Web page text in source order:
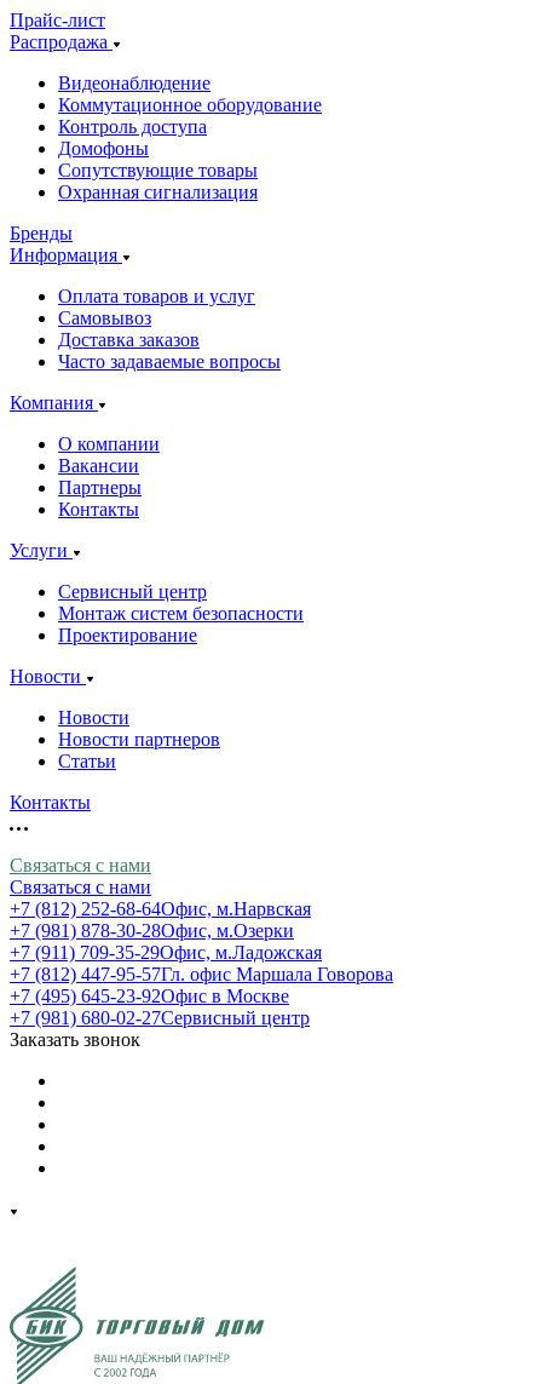
Прайс-лист
Распродажа
Видеонаблюдение
Коммутационное оборудование
Контроль доступа
Домофоны
Сопутствующие товары
Охранная сигнализация
Бренды
Информация
Оплата товаров и услуг
Самовывоз
Доставка заказов
Часто задаваемые вопросы
Компания
О компании
Вакансии
Партнеры
Контакты
Услуги
Сервисный центр
Монтаж систем безопасности
Проектирование
Новости
Новости
Новости партнеров
Статьи
Контакты
Связаться с нами
Связаться с нами
+7 (812) 252-68-64Офис, м.Нарвская
+7 (981) 878-30-28Офис, м.Озерки
+7 (911) 709-35-29Офис, м.Ладожская
+7 (812) 447-95-57Гл. офис Маршала Говорова
+7 (495) 645-23-92Офис в Москве
+7 (981) 680-02-27Сервисный центр
Заказать звонок